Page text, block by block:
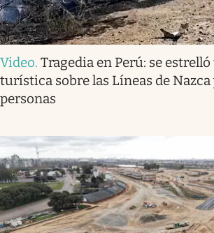
Video. Tragedia en Perú: se
turística sobre las Líneas de
personas